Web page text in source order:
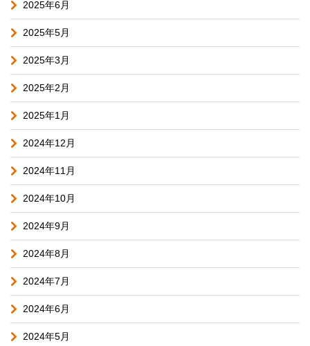
2025年6月
2025年5月
2025年3月
2025年2月
2025年1月
2024年12月
2024年11月
2024年10月
2024年9月
2024年8月
2024年7月
2024年6月
2024年5月